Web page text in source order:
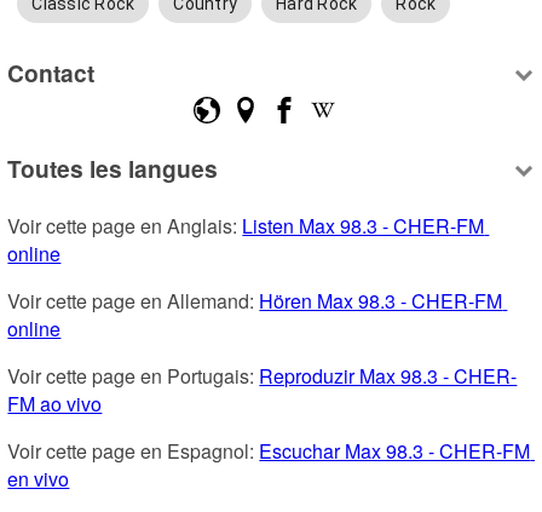
Classic Rock Country Hard Rock Rock
Contact
Toutes les langues
Voir cette page en Anglais: Listen Max 98.3 - CHER-FM
online
Voir cette page en Allemand: Hören Max 98.3 - CHER-FM
online
Voir cette page en Portugais: Reproduzir Max 98.3 - CHER-
FM ao vivo
Voir cette page en Espagnol: Escuchar Max 98.3 - CHER-FM
en vivo